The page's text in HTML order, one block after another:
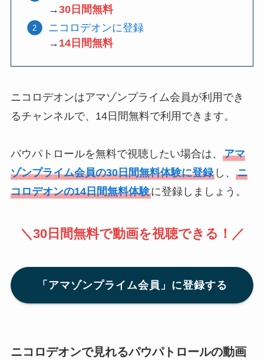
→30日間無料
ニコロデオンに登録
→ 14日間無料
ニコロデオンはアマゾンプライム会員が利用でき
るチャンネルで、14日間無料で利用できます。
パウパトロールを無料で視聴したい場合は、 アマ
ゾンプライム会員の30日間無料体験に登録し、 ニ
コロデオンの14日間無料体験に登録しましょう。
＼30日間無料で動画を視聴できる！／
「アマゾンプライム会員」に登録する
ニコロデオンで見れるパウパトロールの動画